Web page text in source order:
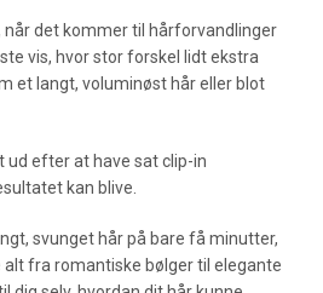
det kommer til hårforvandlinger
vis, hvor stor forskel lidt ekstra
et langt, voluminøst hår eller blot
ud efter at have sat clip-in
kan blive.
svunget hår på bare få minutter,
fra romantiske bølger til elegante